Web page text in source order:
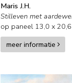
Maris J.H.
Stilleven met
op paneel 13,0 x 20,6
meer informatie